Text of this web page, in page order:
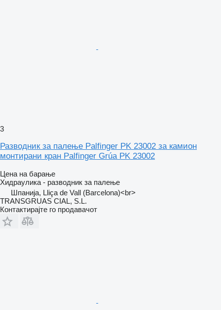
3
Разводник за палење Palfinger PK 23002 за камион
монтирани кран Palfinger Grúa PK 23002
Цена на барање
Хидраулика - разводник за палење
Шпанија, Lliça de Vall (Barcelona)<br>
TRANSGRUAS CIAL, S.L.
Контактирајте го продавачот